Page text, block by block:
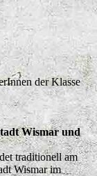
der Klasse
Wismar und
traditionell am
Wismar im